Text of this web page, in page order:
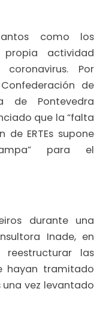
como los
actividad
Por
de
de Pontevedra
que la “falta
ERTEs supone
para el
durante una
Inade, en
las
hayan tramitado
una vez levantado